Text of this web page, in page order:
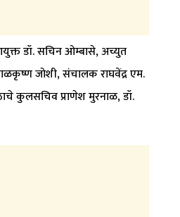
डॉ. सचिन ओम्बासे, अच्युत
जोशी, संचालक राघवेंद्र एम.
कुलसचिव प्राणेश मुरनाळ, डॉ.